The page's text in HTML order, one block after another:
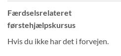
Færdselsrelateret
førstehjælpskursus
Hvis du ikke har det i forvejen.